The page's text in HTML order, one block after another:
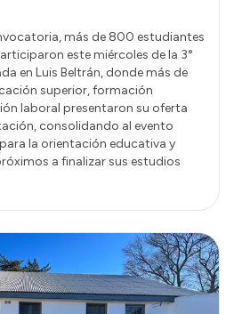
más de 800 estudiantes
este miércoles de la 3°
en Luis Beltrán, donde más de
superior, formación
laboral presentaron su oferta
consolidando al evento
la orientación educativa y
a finalizar sus estudios